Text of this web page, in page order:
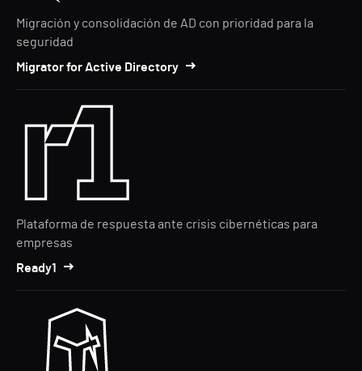
Migración y consolidación de AD con prioridad para la
seguridad
Migrator for Active Directory
Plataforma de respuesta ante crisis cibernéticas para
empresas
Ready1